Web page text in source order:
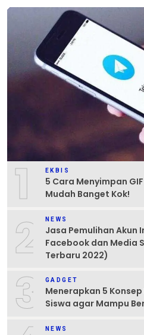
1 EKBIS
5 Cara Menyimpan
Mudah Banget Kok!
2 NEWS
Jasa Pemulihan
Facebook dan Media
Terbaru 2022)
3 GADGET
Menerapkan 5
Siswa agar Mampu
NEWS